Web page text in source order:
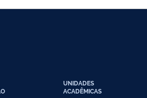
UNIDADES
ACADÊMICAS